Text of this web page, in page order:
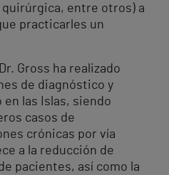
entre otros) a
practicarles un
Gross ha realizado
de diagnóstico y
las Islas, siendo
casos de
crónicas por vía
a la reducción de
pacientes, así como la